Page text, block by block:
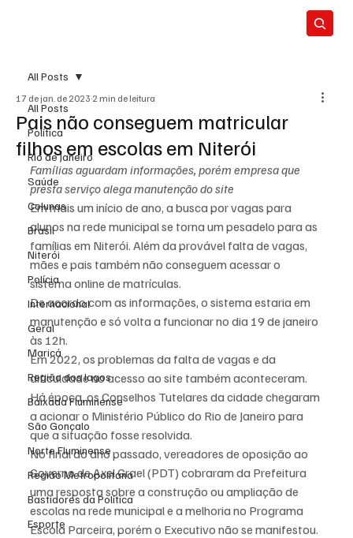
All Posts
Política
Rio de Janeiro
Saúde
Colunas
Brasil
Niterói
Polícia
Internacional
Geral
Maricá
Região dos lagos
Baixada Fluminense
São Gonçalo
Norte Fluminense
Região Metropolitana
Bastidores da Política
Esporte
All Posts
Pais não conseguem matricular
filhos em escolas em Niterói
17 de jan. de 2023 2 min de leitura
Famílias aguardam informações, porém empresa que
presta serviço alega manutenção do site
Em mais um início de ano, a busca por vagas para
alunos na rede municipal se torna um pesadelo para as
famílias em Niterói. Além da provável falta de vagas,
mães e pais também não conseguem acessar o
sistema online de matrículas.
De acordo com as informações, o sistema estaria em
manutenção e só volta a funcionar no dia 19 de janeiro
às 12h.
Em 2022, os problemas da falta de vagas e da
dificuldade no acesso ao site também aconteceram.
Há época, os Conselhos Tutelares da cidade chegaram
a acionar o Ministério Público do Rio de Janeiro para
que a situação fosse resolvida.
No final do ano passado, vereadores de oposição ao
Governo de Axel Grael (PDT) cobraram da Prefeitura
uma resposta sobre a construção ou ampliação de
escolas na rede municipal e a melhoria no Programa
Escola Parceira, porém o Executivo não se manifestou.